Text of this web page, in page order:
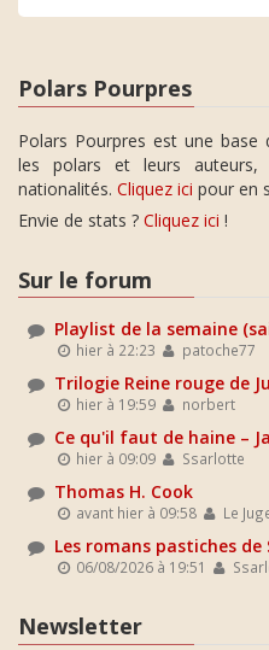
Polars Pourpres
Polars Pourpres est une
les polars et leurs
nationalités. Cliquez ici pour en
Envie de stats ? Cliquez ici !
Sur le forum
Playlist de la semaine
hier à 22:23 patoche77
Trilogie Reine rouge de
hier à 19:59 norbert
Ce qu'il faut de haine –
hier à 09:09 Ssarlotte
Thomas H. Cook
avant hier à 09:58 Le
Les romans pastiches de
06/08/2026 à 19:51
Newsletter